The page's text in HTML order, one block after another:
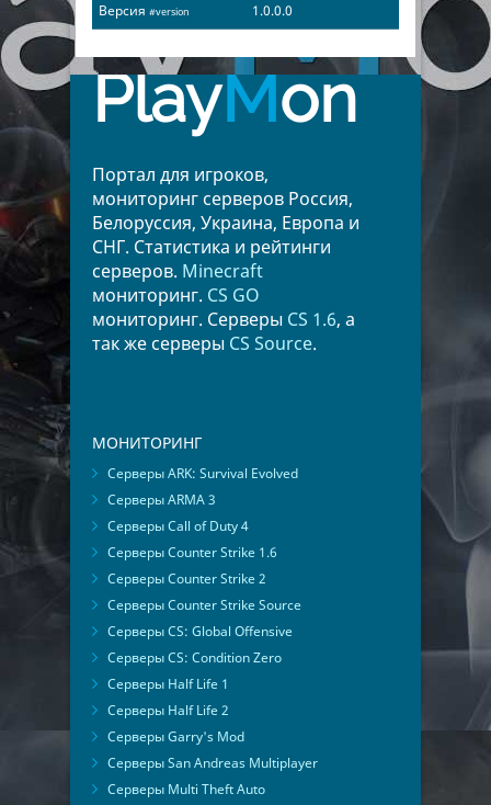
Версия #version 1.0.0.0
PlayMon
Портал для игроков,
мониторинг серверов Россия,
Белоруссия, Украина, Европа и
СНГ. Статистика и рейтинги
серверов. Minecraft
мониторинг. CS GO
мониторинг. Серверы CS 1.6, а
так же серверы CS Source.
МОНИТОРИНГ
Серверы ARK: Survival Evolved
Серверы ARMA 3
Серверы Call of Duty 4
Серверы Counter Strike 1.6
Серверы Counter Strike 2
Серверы Counter Strike Source
Серверы CS: Global Offensive
Серверы CS: Condition Zero
Серверы Half Life 1
Серверы Half Life 2
Серверы Garry's Mod
Серверы San Andreas Multiplayer
Серверы Multi Theft Auto